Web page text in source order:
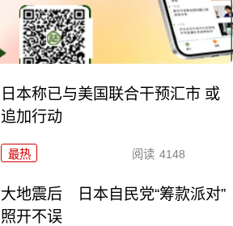
日本称已与美国联合干预汇市 或
追加行动
最热 阅读 4148
大地震后 日本自民党“筹款派对”
照开不误